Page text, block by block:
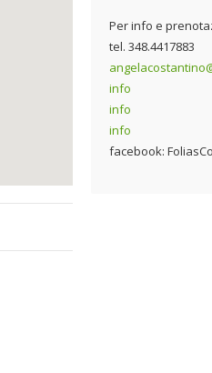
Per info e
tel. 348.4417883
info
info
info
facebook: